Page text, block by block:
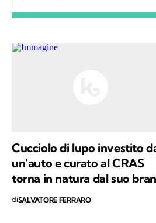
campo e, parallelamente,
giorno: la conservazione
salvaguardia del nostro
Cucciolo di lupo investito
un’auto e curato al CRAS
torna in natura dal suo
diSALVATORE FERRARO